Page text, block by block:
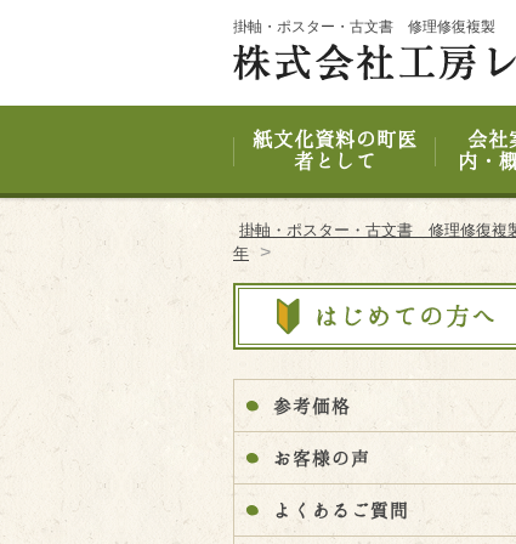
掛軸・ポスター・古文書 修理修復複製
紙文化資料の町医
者として
会社
内・
掛軸・ポスター・古文書 修理修復複
年
>
参考価格
お客様の声
よくあるご質問